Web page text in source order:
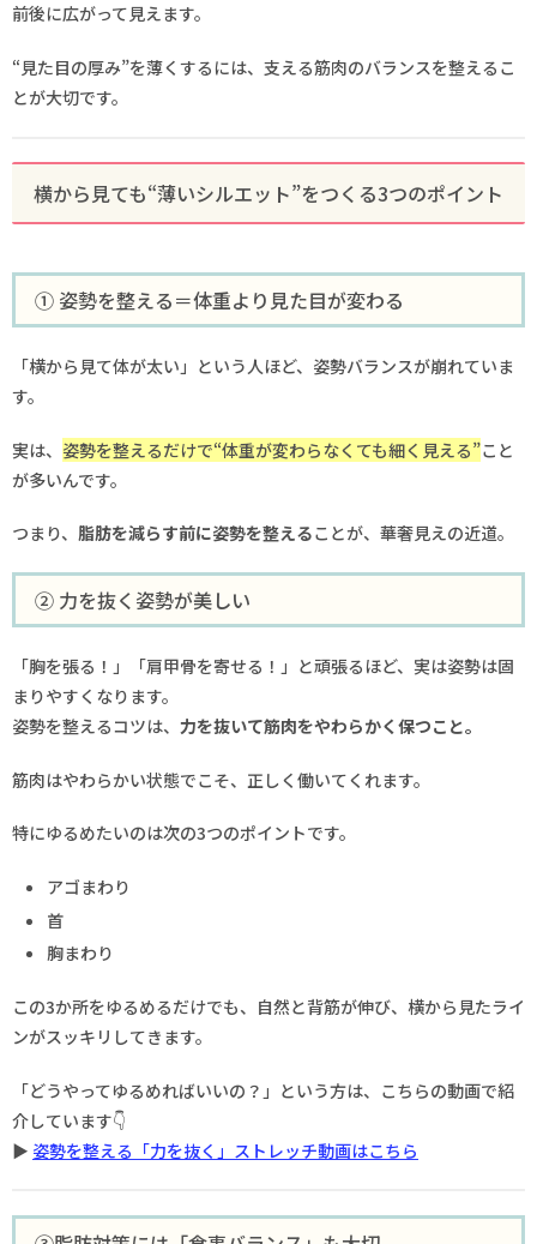
前後に広がって見えます。
“見た目の厚み”を薄くするには、支える筋肉のバランスを整えるこ
とが大切です。
横から見ても“薄いシルエット”をつくる3つのポイント
① 姿勢を整える＝体重より見た目が変わる
「横から見て体が太い」という人ほど、姿勢バランスが崩れていま
す。
実は、 姿勢を整えるだけで“体重が変わらなくても細く見える”こと
が多いんです。
つまり、 脂肪を減らす前に姿勢を整えることが、華奢見えの近道。
② 力を抜く姿勢が美しい
「胸を張る！」「肩甲骨を寄せる！」と頑張るほど、実は姿勢は固
まりやすくなります。
姿勢を整えるコツは、 力を抜いて筋肉をやわらかく保つこと。
筋肉はやわらかい状態でこそ、正しく働いてくれます。
特にゆるめたいのは次の3つのポイントです。
アゴまわり
首
胸まわり
この3か所をゆるめるだけでも、自然と背筋が伸び、横から見たライ
ンがスッキリしてきます。
「どうやってゆるめればいいの？」という方は、こちらの動画で紹
介しています👇
▶ 姿勢を整える「力を抜く」ストレッチ動画はこちら